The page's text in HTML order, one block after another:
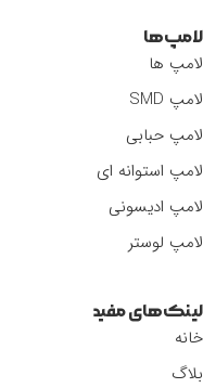
لامپ‌ها
لامپ ها
لامپ SMD
لامپ حبابی
لامپ استوانه ای
لامپ ادیسونی
لامپ لوستر
لینک‌های مفید
خانه
بلاگ